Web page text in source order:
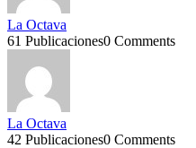
La Octava
61 Publicaciones0 Comments
La Octava
42 Publicaciones0 Comments